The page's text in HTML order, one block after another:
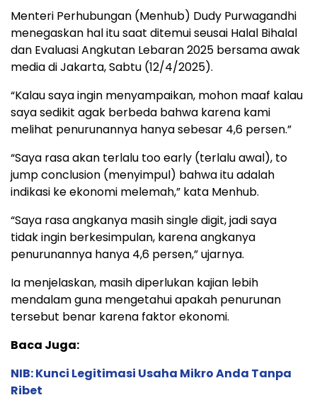
Menteri Perhubungan (Menhub) Dudy Purwagandhi
menegaskan hal itu saat ditemui seusai Halal Bihalal
dan Evaluasi Angkutan Lebaran 2025 bersama awak
media di Jakarta, Sabtu (12/4/2025).
“Kalau saya ingin menyampaikan, mohon maaf kalau
saya sedikit agak berbeda bahwa karena kami
melihat penurunannya hanya sebesar 4,6 persen.”
“Saya rasa akan terlalu too early (terlalu awal), to
jump conclusion (menyimpul) bahwa itu adalah
indikasi ke ekonomi melemah,” kata Menhub.
“Saya rasa angkanya masih single digit, jadi saya
tidak ingin berkesimpulan, karena angkanya
penurunannya hanya 4,6 persen,” ujarnya.
Ia menjelaskan, masih diperlukan kajian lebih
mendalam guna mengetahui apakah penurunan
tersebut benar karena faktor ekonomi.
Baca Juga:
NIB: Kunci Legitimasi Usaha Mikro Anda Tanpa
Ribet